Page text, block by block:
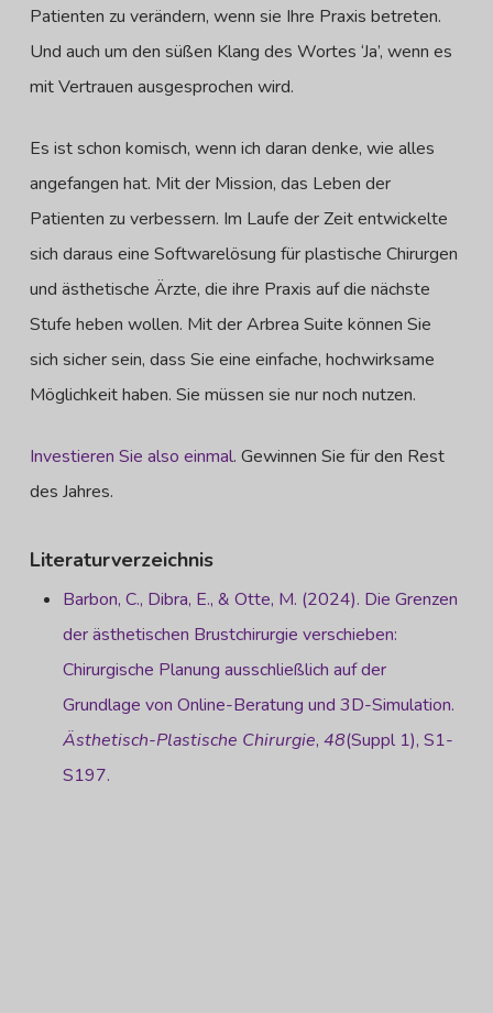
Patienten zu verändern, wenn sie Ihre Praxis betreten.
Und auch um den süßen Klang des Wortes ‘Ja’, wenn es
mit Vertrauen ausgesprochen wird.
Es ist schon komisch, wenn ich daran denke, wie alles
angefangen hat. Mit der Mission, das Leben der
Patienten zu verbessern. Im Laufe der Zeit entwickelte
sich daraus eine Softwarelösung für plastische Chirurgen
und ästhetische Ärzte, die ihre Praxis auf die nächste
Stufe heben wollen. Mit der Arbrea Suite können Sie
sich sicher sein, dass Sie eine einfache, hochwirksame
Möglichkeit haben. Sie müssen sie nur noch nutzen.
Investieren Sie also einmal. Gewinnen Sie für den Rest
des Jahres.
Literaturverzeichnis
Barbon, C., Dibra, E., & Otte, M. (2024). Die Grenzen
der ästhetischen Brustchirurgie verschieben:
Chirurgische Planung ausschließlich auf der
Grundlage von Online-Beratung und 3D-Simulation.
Ästhetisch-Plastische Chirurgie, 48(Suppl 1), S1-
S197.